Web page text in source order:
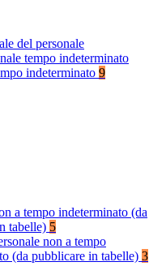
del personale
tempo indeterminato
indeterminato 9
a tempo indeterminato (da
tabelle) 5
non a tempo
(da pubblicare in tabelle) 3